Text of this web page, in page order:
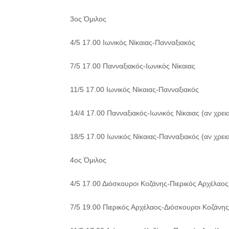
3ος Όμιλος
4/5 17.00 Ιωνικός Νίκαιας-Πανναξιακός
7/5 17.00 Πανναξιακός-Ιωνικός Νίκαιας
11/5 17.00 Ιωνικός Νίκαιας-Πανναξιακός
14/4 17.00 Πανναξιακός-Ιωνικός Νίκαιας (αν
18/5 17.00 Ιωνικός Νίκαιας-Πανναξιακός (αν
4ος Όμιλος
4/5 17.00 Διόσκουροι Κοζάνης-Πιερικός Αρχέλαος
7/5 19.00 Πιερικός Αρχέλαος-Διόσκουροι Κοζάνης